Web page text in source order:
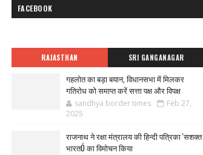
FACEBOOK
RAJASTHAN SRI GANGANAGAR
गहलोत का बड़ा बयान, विधानसभा में मिलकर
गतिरोध को समाप्त करें सत्ता पक्ष और विपक्ष
sandhya border times
Feb 27,
2025
राजनाथ ने रक्षा मंत्रालय की हिन्दी पत्रिका 'सशक्त
भारतÓ का विमोचन किया